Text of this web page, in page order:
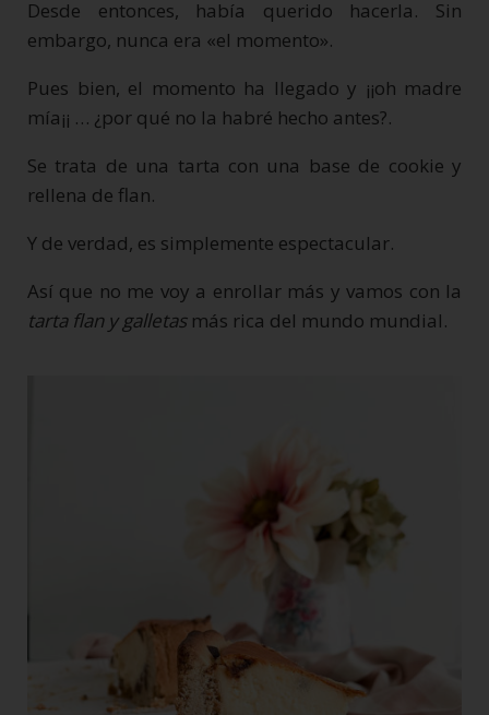
Desde entonces, había querido hacerla. Sin
embargo, nunca era «el momento».
Pues bien, el momento ha llegado y ¡¡oh madre
mía¡¡ … ¿por qué no la habré hecho antes?.
Se trata de una tarta con una base de cookie y
rellena de flan.
Y de verdad, es simplemente espectacular.
Así que no me voy a enrollar más y vamos con la
tarta flan y galletasmás rica del mundo mundial.